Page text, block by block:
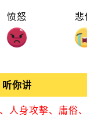
愤怒 悲
听你讲
人身攻擊、庸俗